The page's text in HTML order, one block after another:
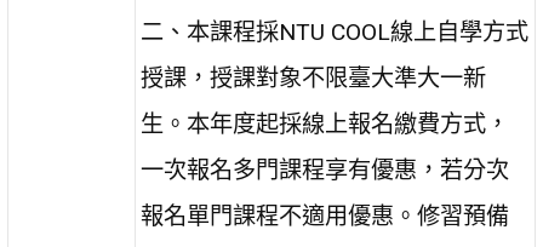
二、本課程採NTU COOL線上自學方式
授課，授課對象不限臺大準大一新
生。本年度起採線上報名繳費方式，
一次報名多門課程享有優惠，若分次
報名單門課程不適用優惠。修習預備